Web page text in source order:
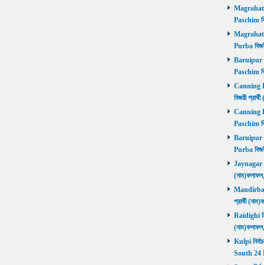
Magrahat
Paschim
Magrahat
Purba
Baruipur
Paschim
Canning
বিজয়ী
Canning
Paschim
Baruipur
Purba
Jaynagar
প্রার্থী
Raidighi
Kulpi
South 24